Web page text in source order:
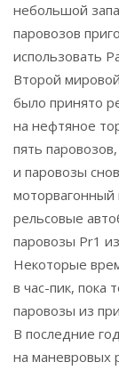
небольшой
паровозов
использовать
Второй
было принято
на нефтяное
пять
и паровозы
моторвагонный
рельсовые
паровозы Pr1
Некоторые
в час-пик, пока
паровозы из
В последние
на маневровых